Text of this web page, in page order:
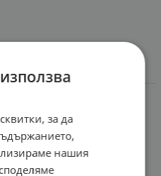
КОМПЛЕКТ
за орална
зъбите и
за да
нашия